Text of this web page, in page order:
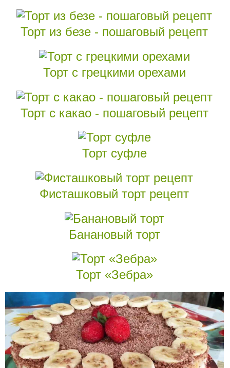
Торт из безе - пошаговый рецепт
Торт с грецкими орехами
Торт с какао - пошаговый рецепт
Торт суфле
Фисташковый торт рецепт
Банановый торт
Торт «Зебра»